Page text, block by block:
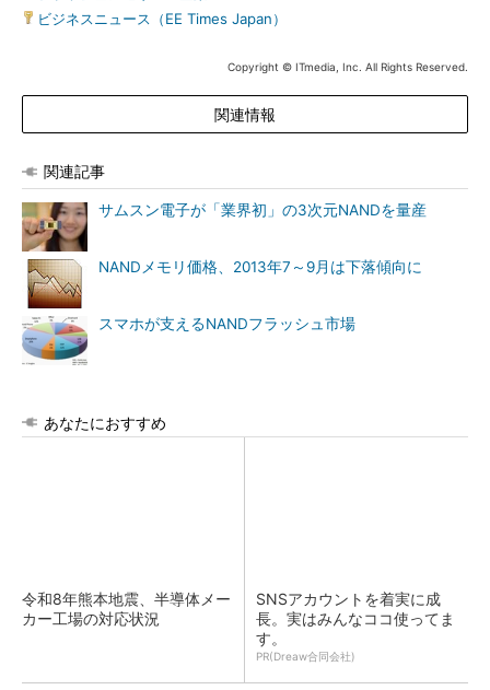
ビジネスニュース（EE Times Japan）
Copyright © ITmedia, Inc. All Rights Reserved.
関連情報
関連記事
サムスン電子が「業界初」の3次元NANDを量産
NANDメモリ価格、2013年7～9月は下落傾向に
スマホが支えるNANDフラッシュ市場
あなたにおすすめ
令和8年熊本地震、半導体メー
カー工場の対応状況
SNSアカウントを着実に成
長。実はみんなココ使ってま
す。
PR(Dreaw合同会社)